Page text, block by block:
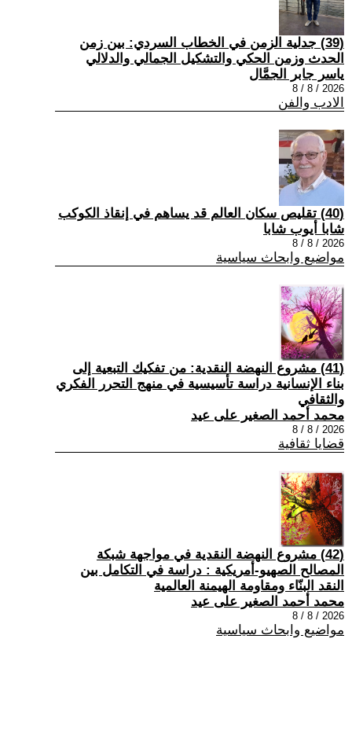
(39) جدلية الزمن في الخطاب السردي: بين زمن
الحدث وزمن الحكي والتشكيل الجمالي والدلالي
ياسر جابر الجمَّال
2026 / 8 / 8
الادب والفن
(40) تقليص سكان العالم قد يساهم في إنقاذ الكوكب
شابا أيوب شابا
2026 / 8 / 8
مواضيع وابحاث سياسية
(41) مشروع النهضة النقدية: من تفكيك التبعية إلى
بناء الإنسانية دراسة تأسيسية في منهج التحرر الفكري
والثقافي
محمد أحمد الصغير على عيد
2026 / 8 / 8
قضايا ثقافية
(42) مشروع النهضة النقدية في مواجهة شبكة
المصالح الصهيو-أمريكية : دراسة في التكامل بين
النقد البنّاء ومقاومة الهيمنة العالمية
محمد أحمد الصغير على عيد
2026 / 8 / 8
مواضيع وابحاث سياسية